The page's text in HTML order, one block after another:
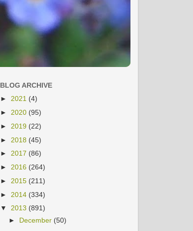
BLOG ARCHIVE
► 2021 (4)
► 2020 (95)
► 2019 (22)
► 2018 (45)
► 2017 (86)
► 2016 (264)
► 2015 (211)
► 2014 (334)
▼ 2013 (891)
► December (50)